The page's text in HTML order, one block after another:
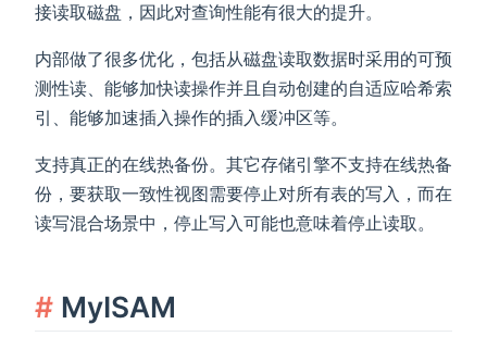
接读取磁盘，因此对查询性能有很大的提升。
内部做了很多优化，包括从磁盘读取数据时采用的可预
测性读、能够加快读操作并且自动创建的自适应哈希索
引、能够加速插入操作的插入缓冲区等。
支持真正的在线热备份。其它存储引擎不支持在线热备
份，要获取一致性视图需要停止对所有表的写入，而在
读写混合场景中，停止写入可能也意味着停止读取。
MyISAM